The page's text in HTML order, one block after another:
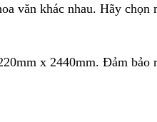
văn khác nhau. Hãy chọn
x 2440mm. Đảm bảo